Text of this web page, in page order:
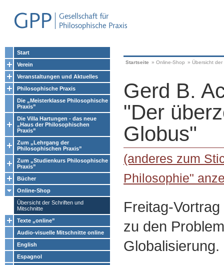
Start
Verein
Veranstaltungen und Aktuelles
Philosophische Praxis
Die „Meisterklasse Philosophische
Praxis”
Die Villa Hartungen - das neue
„Haus der Philosophischen
Praxis”
Zum „Lehrgang der
Philosophischen Praxis”
Zum „Studienkurs Philosophische
Praxis”
Bücher
Online-Shop
Übersicht der Schriften und
Mitschnitte
Texte „online”
Audio-visuelle Mitschnitte online
English
Espagnol
Startseite » Online-Shop » Übersicht
Gerd B.
"Der
Globus"
(anderes zum
Philosophie"
Freitag-
zu den